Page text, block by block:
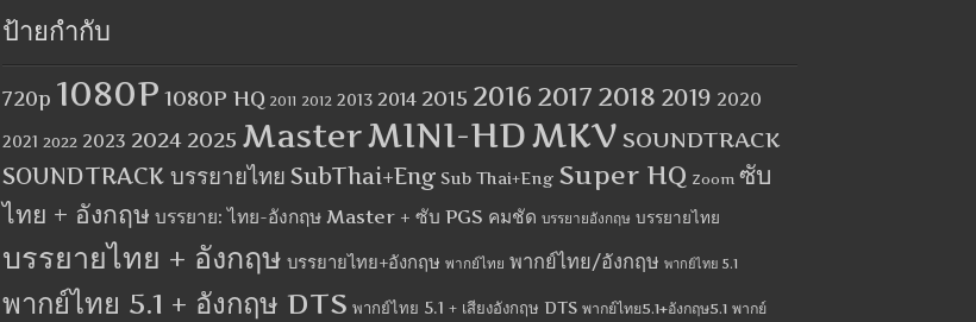
ป้ายกำกับ
720p 1080P 1080P HQ 2011 2012 2013 2014 2015 2016 2017 2018 2019 2020
2021 2022 2023 2024 2025 MasterMINI-HDMKV SOUNDTRACK
SOUNDTRACK บรรยายไทย SubThai+Eng Sub Thai+Eng Super HQ Zoom ซับ
ไทย + อังกฤษ บรรยาย: ไทย-อังกฤษ Master + ซับ PGS คมชัด บรรยายอังกฤษ บรรยายไทย
บรรยายไทย + อังกฤษ บรรยายไทย+อังกฤษ พากย์ไทย พากย์ไทย/อังกฤษ พากย์ไทย 5.1
พากย์ไทย 5.1 + อังกฤษ DTS พากย์ไทย 5.1 + เสียงอังกฤษ DTS พากย์ไทย5.1+อังกฤษ5.1 พากย์